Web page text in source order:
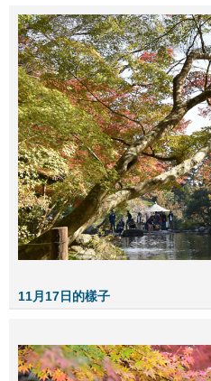
11月17日的樣子